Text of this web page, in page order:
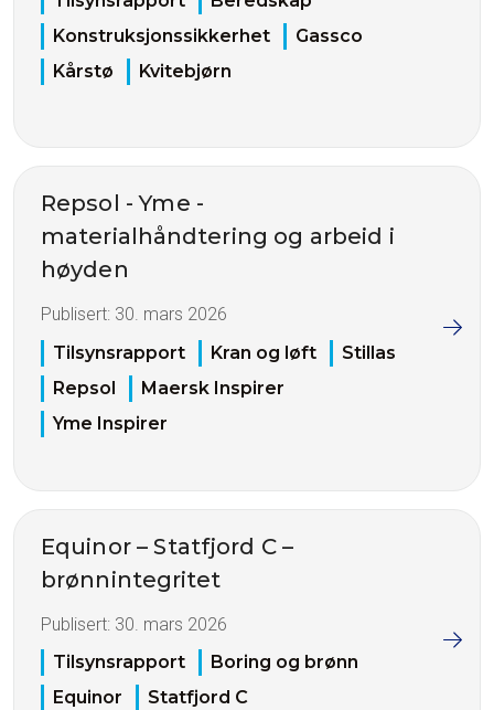
Konstruksjonssikkerhet
Gassco
Kårstø
Kvitebjørn
Repsol - Yme -
materialhåndtering og arbeid i
høyden
Publisert: 30. mars 2026
Tilsynsrapport
Kran og løft
Stillas
Repsol
Maersk Inspirer
Yme Inspirer
Equinor – Statfjord C –
brønnintegritet
Publisert: 30. mars 2026
Tilsynsrapport
Boring og brønn
Equinor
Statfjord C